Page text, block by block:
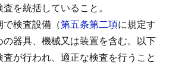
を統括していること。
検査設備（第五条第二項に規定す
の器具、機械又は装置を含む。以下
が行われ、適正な検査を行うこと